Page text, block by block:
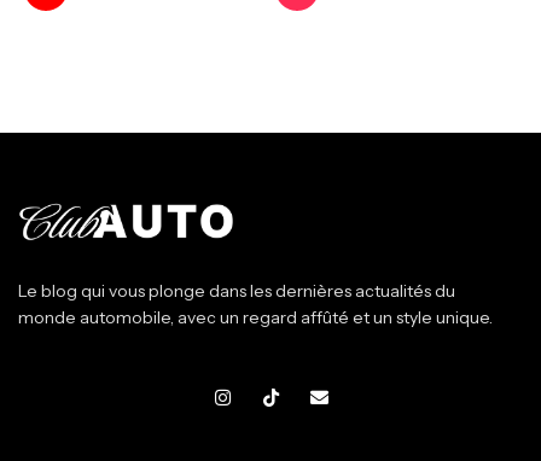
Le blog qui vous plonge dans les dernières actualités du
monde automobile, avec un regard affûté et un style unique.